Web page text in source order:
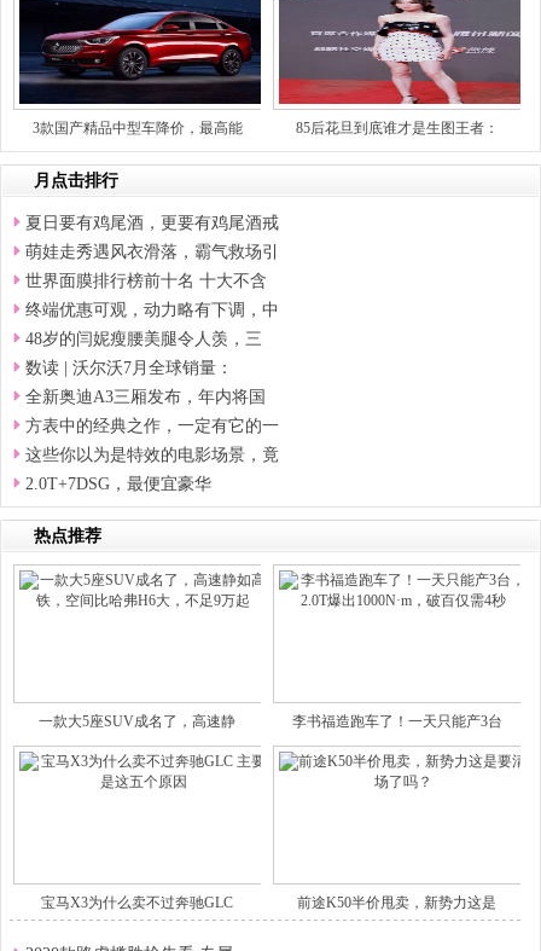
3款国产精品中型车降价，最高能 85后花旦到底谁才是生图王者：
月点击排行
夏日要有鸡尾酒，更要有鸡尾酒戒
萌娃走秀遇风衣滑落，霸气救场引
世界面膜排行榜前十名 十大不含
终端优惠可观，动力略有下调，中
48岁的闫妮瘦腰美腿令人羡，三
数读 | 沃尔沃7月全球销量：
全新奥迪A3三厢发布，年内将国
方表中的经典之作，一定有它的一
这些你以为是特效的电影场景，竟
2.0T+7DSG，最便宜豪华
热点推荐
一款大5座SUV成名了，高速静 李书福造跑车了！一天只能产3台
宝马X3为什么卖不过奔驰GLC 前途K50半价甩卖，新势力这是